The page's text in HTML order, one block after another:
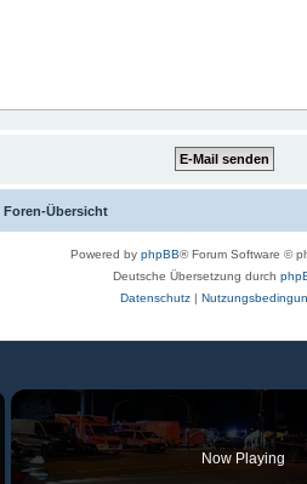
Foren-Übersicht
Powered by phpBB® Forum Software ©
Deutsche Übersetzung durch
Datenschutz|
Now Playing